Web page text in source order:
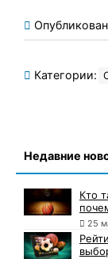
Категории:
Недавние
Кто
25